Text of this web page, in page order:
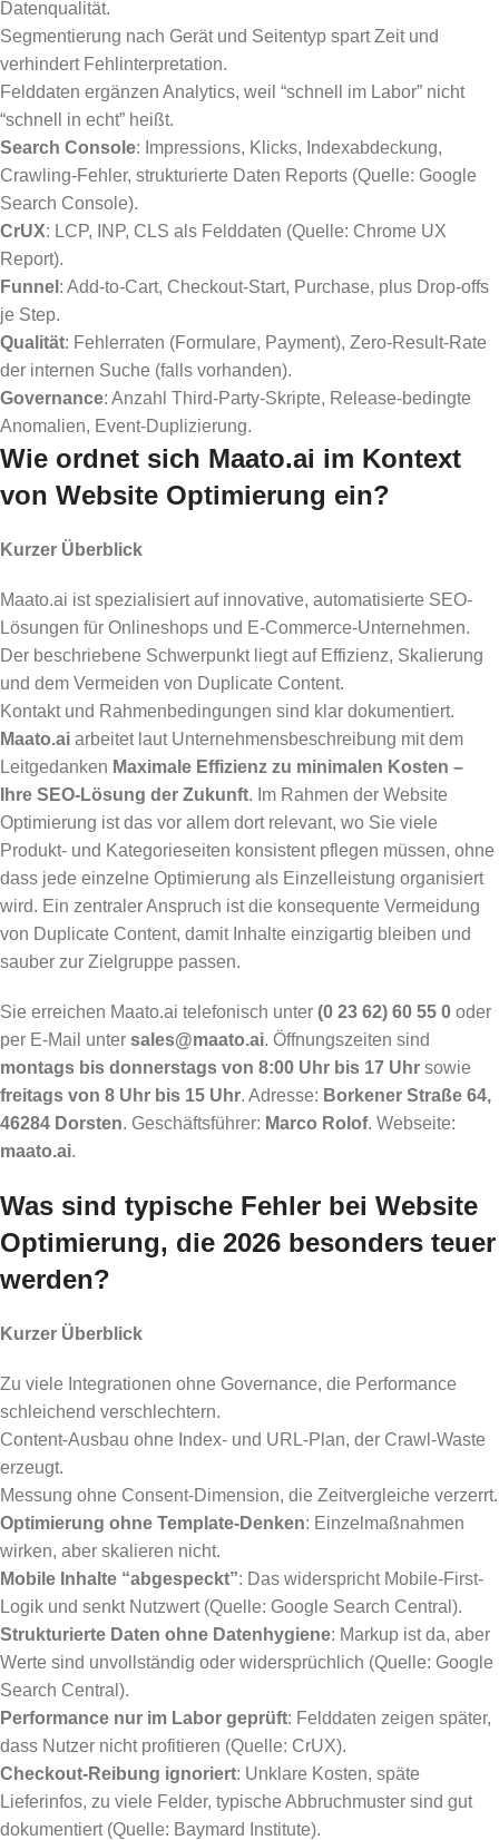
Datenqualität.
Segmentierung nach Gerät und Seitentyp spart Zeit und
verhindert Fehlinterpretation.
Felddaten ergänzen Analytics, weil “schnell im Labor” nicht
“schnell in echt” heißt.
Search Console: Impressions, Klicks, Indexabdeckung,
Crawling-Fehler, strukturierte Daten Reports (Quelle: Google
Search Console).
CrUX: LCP, INP, CLS als Felddaten (Quelle: Chrome UX
Report).
Funnel : Add-to-Cart, Checkout-Start, Purchase, plus Drop-offs
je Step.
Qualität: Fehlerraten (Formulare, Payment), Zero-Result-Rate
der internen Suche (falls vorhanden).
Governance: Anzahl Third-Party-Skripte, Release-bedingte
Anomalien, Event-Duplizierung.
Wie ordnet sich Maato.ai im Kontext
von Website Optimierung ein?
Kurzer Überblick
Maato.ai ist spezialisiert auf innovative, automatisierte SEO-
Lösungen für Onlineshops und E-Commerce-Unternehmen.
Der beschriebene Schwerpunkt liegt auf Effizienz, Skalierung
und dem Vermeiden von Duplicate Content.
Kontakt und Rahmenbedingungen sind klar dokumentiert.
Maato.ai arbeitet laut Unternehmensbeschreibung mit dem
Leitgedanken Maximale Effizienz zu minimalen Kosten –
Ihre SEO-Lösung der Zukunft. Im Rahmen der Website
Optimierung ist das vor allem dort relevant, wo Sie viele
Produkt- und Kategorieseiten konsistent pflegen müssen, ohne
dass jede einzelne Optimierung als Einzelleistung organisiert
wird. Ein zentraler Anspruch ist die konsequente Vermeidung
von Duplicate Content, damit Inhalte einzigartig bleiben und
sauber zur Zielgruppe passen.
Sie erreichen Maato.ai telefonisch unter (0 23 62) 60 55 0 oder
per E-Mail unter sales@maato.ai. Öffnungszeiten sind
montags bis donnerstags von 8:00 Uhr bis 17 Uhr sowie
freitags von 8 Uhr bis 15 Uhr. Adresse: Borkener Straße 64,
46284 Dorsten. Geschäftsführer: Marco Rolof. Webseite:
maato.ai.
Was sind typische Fehler bei Website
Optimierung, die 2026 besonders teuer
werden?
Kurzer Überblick
Zu viele Integrationen ohne Governance, die Performance
schleichend verschlechtern.
Content-Ausbau ohne Index- und URL-Plan, der Crawl-Waste
erzeugt.
Messung ohne Consent-Dimension, die Zeitvergleiche verzerrt.
Optimierung ohne Template-Denken: Einzelmaßnahmen
wirken, aber skalieren nicht.
Mobile Inhalte “abgespeckt”: Das widerspricht Mobile-First-
Logik und senkt Nutzwert (Quelle: Google Search Central).
Strukturierte Daten ohne Datenhygiene: Markup ist da, aber
Werte sind unvollständig oder widersprüchlich (Quelle: Google
Search Central).
Performance nur im Labor geprüft: Felddaten zeigen später,
dass Nutzer nicht profitieren (Quelle: CrUX).
Checkout-Reibung ignoriert: Unklare Kosten, späte
Lieferinfos, zu viele Felder, typische Abbruchmuster sind gut
dokumentiert (Quelle: Baymard Institute).